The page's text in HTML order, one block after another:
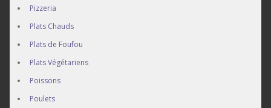
Accompagnement
à Lomé Togo.
Pizzeria
Plats Chauds
Plats de Foufou
Plats Végétariens
Poissons
Poulets